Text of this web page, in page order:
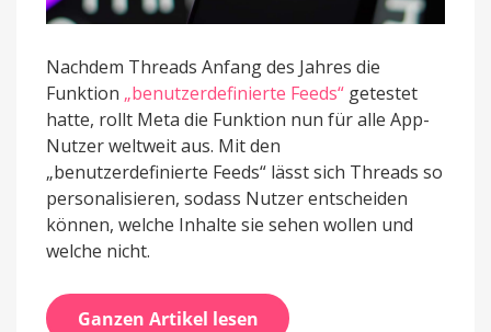
Nachdem Threads Anfang des Jahres die
Funktion „benutzerdefinierte Feeds“ getestet
hatte, rollt Meta die Funktion nun für alle App-
Nutzer weltweit aus. Mit den
„benutzerdefinierte Feeds“ lässt sich Threads so
personalisieren, sodass Nutzer entscheiden
können, welche Inhalte sie sehen wollen und
welche nicht.
Ganzen Artikel lesen